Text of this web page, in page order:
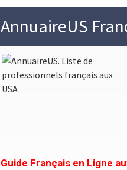
AnnuaireUS
Guide Français en Ligne